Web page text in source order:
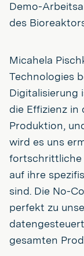
Demo-
des
Micahela
Technologies
Digitalisierung
die Effizienz in
Produktion,
wird es uns
fortschrittliche
auf ihre
sind. Die No-
perfekt zu
gesamten